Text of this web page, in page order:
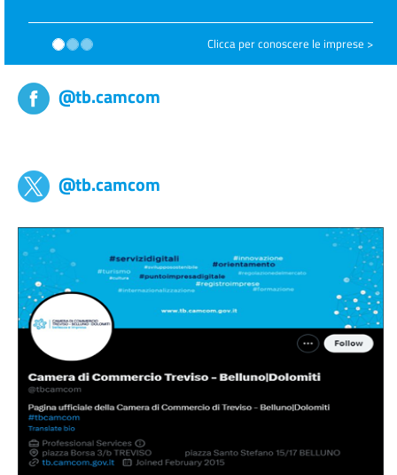
Clicca per conoscere le imprese >
@tb.camcom
@tb.camcom